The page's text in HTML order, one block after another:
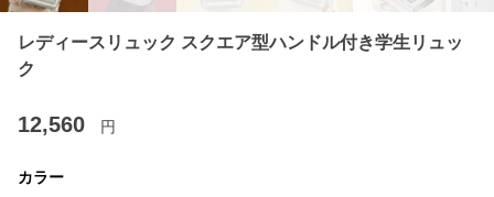
レディースリュック スクエア型ハンドル付き学生リュッ
ク
12,560 円
カラー